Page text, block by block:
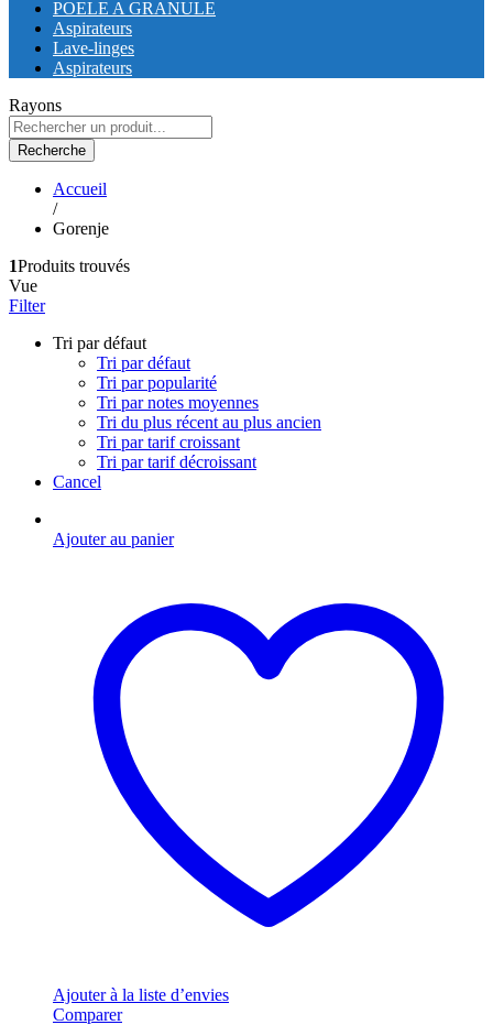
POELE A GRANULE
Aspirateurs
Lave-linges
Aspirateurs
Rayons
Recherche
Accueil
/
Gorenje
1Produits trouvés
Vue
Filter
Tri par défaut
Tri par défaut
Tri par popularité
Tri par notes moyennes
Tri du plus récent au plus ancien
Tri par tarif croissant
Tri par tarif décroissant
Cancel
Ajouter au panier
Ajouter à la liste d’envies
Comparer